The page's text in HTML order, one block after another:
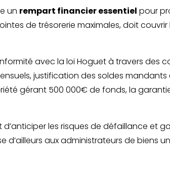
un rempart financier essentiel pour
de trésorerie maximales, doit
avec la loi Hoguet à travers des
justification des soldes
gérant 500 000€ de fonds, la
d’anticiper les risques de défaillance et
d’ailleurs aux administrateurs de biens